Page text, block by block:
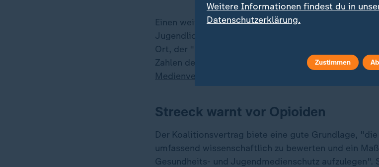
Einen weiteren Schwerpunkt seiner Arbeit sieht
Jugendlichen. Dabei zielt er auch auf Suchtgefahren
Ort, der "sträflich vernachlässigt worden ist in den
Zahlen der DAK haben 1,3 Millionen Kinder und
Medienverhalten
Streeck warnt vor Opioiden
Der Koalitionsvertrag biete eine gute Grundlage,
umfassend wissenschaftlich zu bewerten und ein
Gesundheits- und Jugendmedienschutz aufzulegen".
Weitere Informationen findest du in
Datenschutzerklärung.
Zustimmen